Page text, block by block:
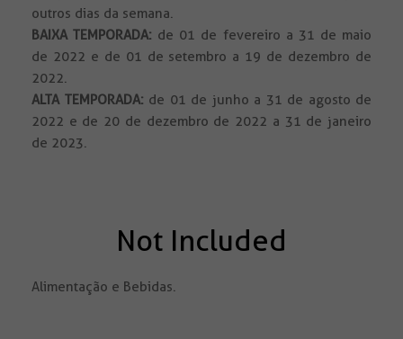
outros dias da semana.
BAIXA TEMPORADA: de 01 de fevereiro a 31 de maio
de 2022 e de 01 de setembro a 19 de dezembro de
2022.
ALTA TEMPORADA: de 01 de junho a 31 de agosto de
2022 e de 20 de dezembro de 2022 a 31 de janeiro
de 2023.
Not Included
Alimentação e Bebidas.